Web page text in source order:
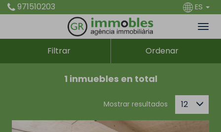
971510203 ES
Filtrar Ordenar
1 inmuebles en total
Mostrar resultados 12